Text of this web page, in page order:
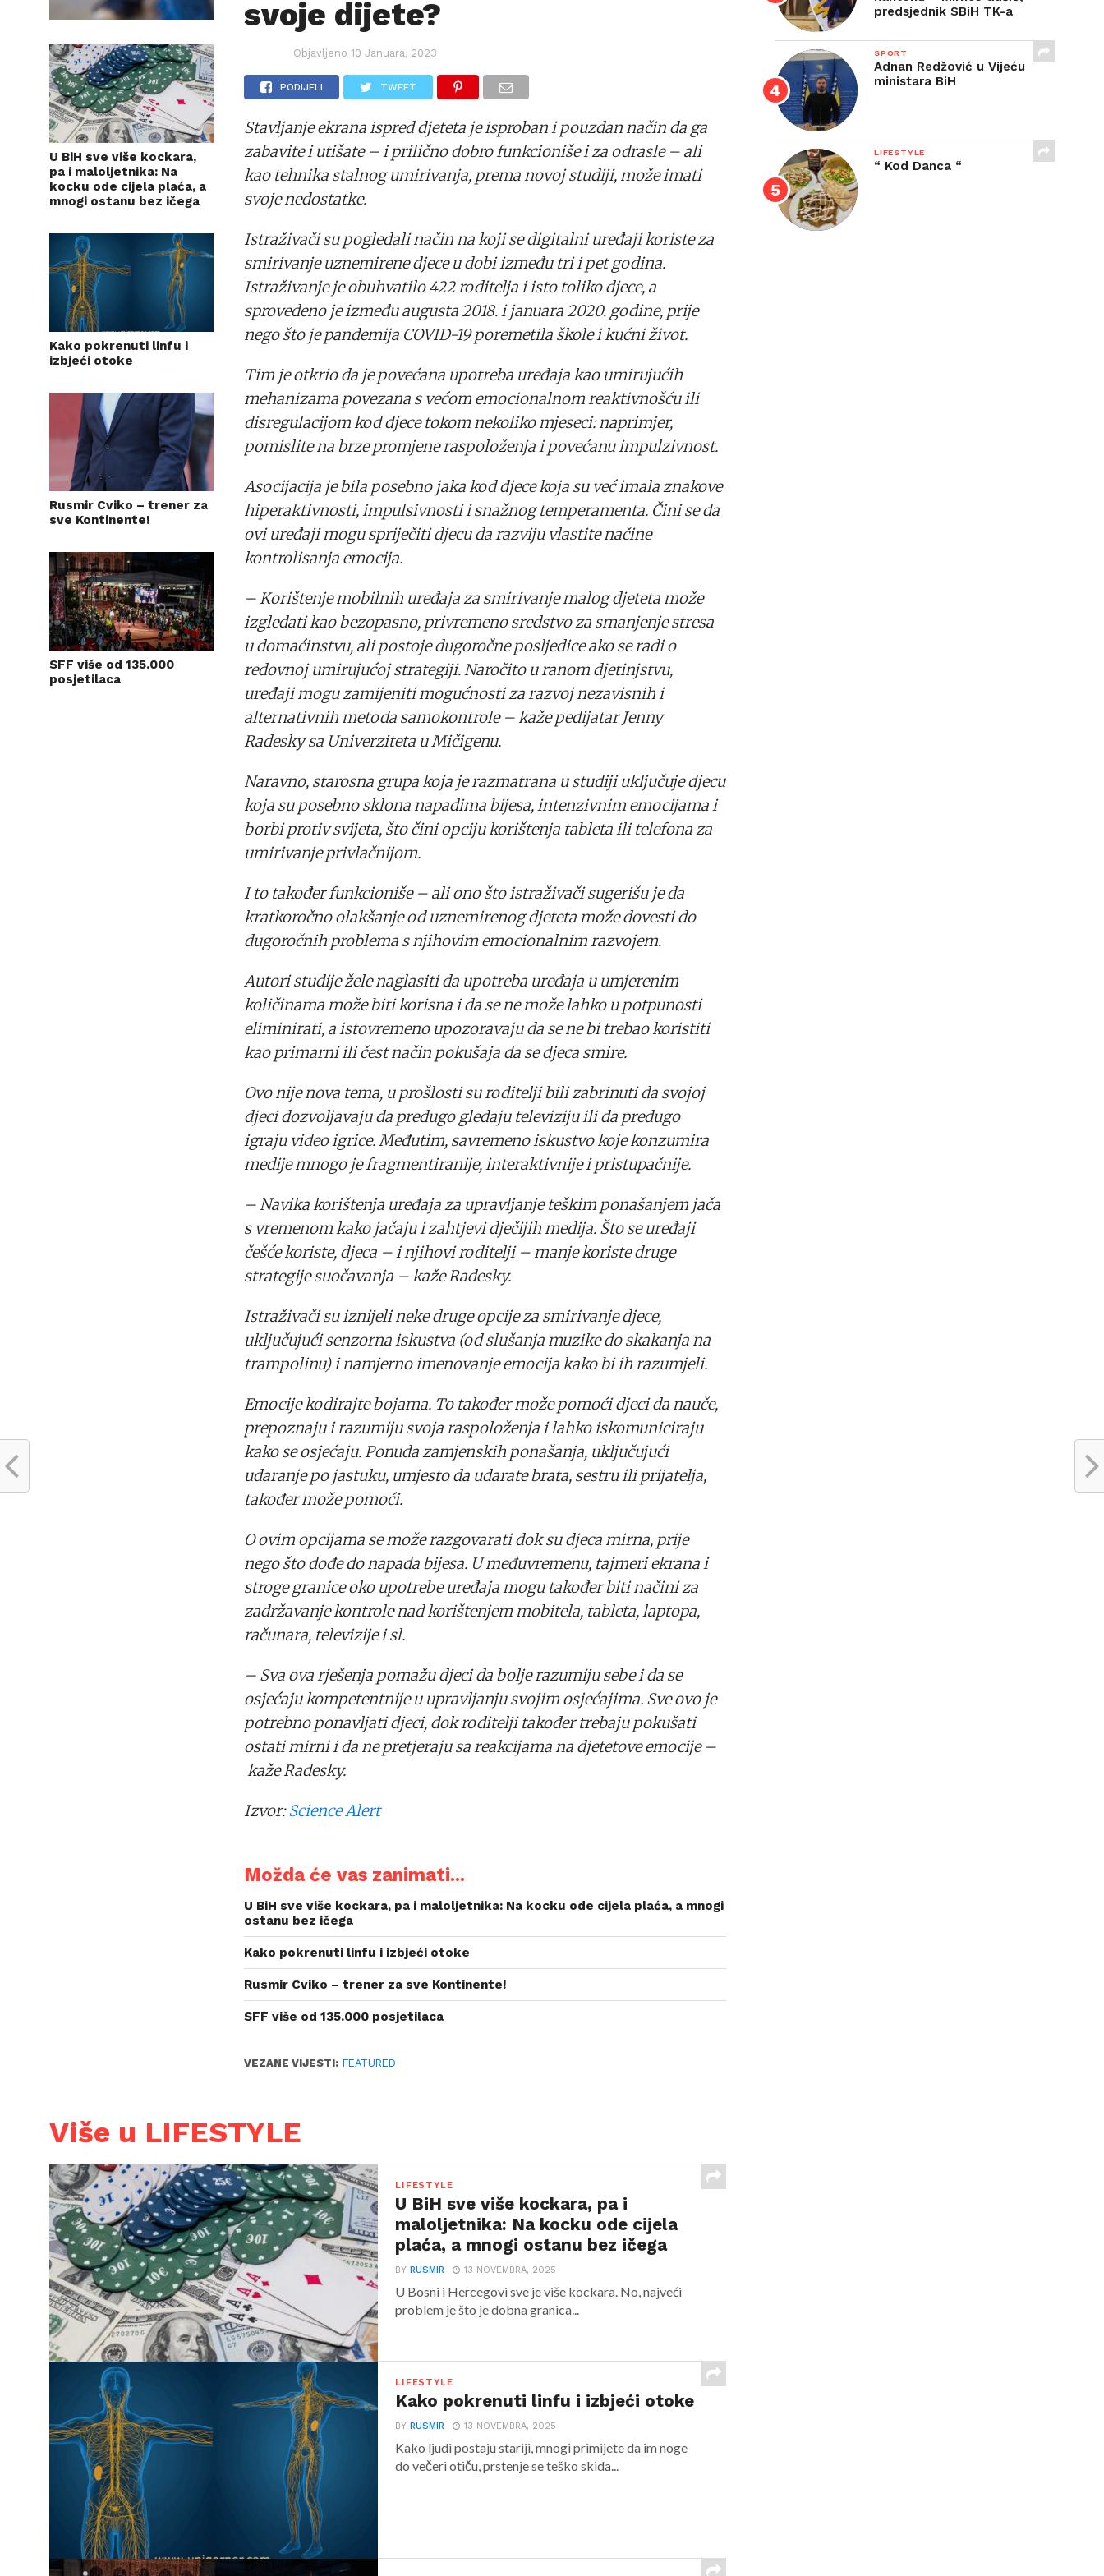
U BiH sve više kockara,
pa i maloljetnika: Na
kocku ode cijela plaća, a
mnogi ostanu bez ičega
Kako pokrenuti linfu i
izbjeći otoke
Rusmir Cviko – trener za
sve Kontinente!
SFF više od 135.000
posjetilaca
svoje dijete?
Objavljeno 10 Januara, 2023
PODIJELI TWEET
Stavljanje ekrana ispred djeteta je isproban i pouzdan način da ga
zabavite i utišate – i prilično dobro funkcioniše i za odrasle – ali
kao tehnika stalnog umirivanja, prema novoj studiji, može imati
svoje nedostatke.
Istraživači su pogledali način na koji se digitalni uređaji koriste za
smirivanje uznemirene djece u dobi između tri i pet godina.
Istraživanje je obuhvatilo 422 roditelja i isto toliko djece, a
sprovedeno je između augusta 2018. i januara 2020. godine, prije
nego što je pandemija COVID-19 poremetila škole i kućni život.
Tim je otkrio da je povećana upotreba uređaja kao umirujućih
mehanizama povezana s većom emocionalnom reaktivnošću ili
disregulacijom kod djece tokom nekoliko mjeseci: naprimjer,
pomislite na brze promjene raspoloženja i povećanu impulzivnost.
Asocijacija je bila posebno jaka kod djece koja su već imala znakove
hiperaktivnosti, impulsivnosti i snažnog temperamenta. Čini se da
ovi uređaji mogu spriječiti djecu da razviju vlastite načine
kontrolisanja emocija.
– Korištenje mobilnih uređaja za smirivanje malog djeteta može
izgledati kao bezopasno, privremeno sredstvo za smanjenje stresa
u domaćinstvu, ali postoje dugoročne posljedice ako se radi o
redovnoj umirujućoj strategiji. Naročito u ranom djetinjstvu,
uređaji mogu zamijeniti mogućnosti za razvoj nezavisnih i
alternativnih metoda samokontrole – kaže pedijatar Jenny
Radesky sa Univerziteta u Mičigenu.
Naravno, starosna grupa koja je razmatrana u studiji uključuje djecu
koja su posebno sklona napadima bijesa, intenzivnim emocijama i
borbi protiv svijeta, što čini opciju korištenja tableta ili telefona za
umirivanje privlačnijom.
I to također funkcioniše – ali ono što istraživači sugerišu je da
kratkoročno olakšanje od uznemirenog djeteta može dovesti do
dugoročnih problema s njihovim emocionalnim razvojem.
Autori studije žele naglasiti da upotreba uređaja u umjerenim
količinama može biti korisna i da se ne može lahko u potpunosti
eliminirati, a istovremeno upozoravaju da se ne bi trebao koristiti
kao primarni ili čest način pokušaja da se djeca smire.
Ovo nije nova tema, u prošlosti su roditelji bili zabrinuti da svojoj
djeci dozvoljavaju da predugo gledaju televiziju ili da predugo
igraju video igrice. Međutim, savremeno iskustvo koje konzumira
medije mnogo je fragmentiranije, interaktivnije i pristupačnije.
– Navika korištenja uređaja za upravljanje teškim ponašanjem jača
s vremenom kako jačaju i zahtjevi dječijih medija. Što se uređaji
češće koriste, djeca – i njihovi roditelji – manje koriste druge
strategije suočavanja – kaže Radesky.
Istraživači su iznijeli neke druge opcije za smirivanje djece,
uključujući senzorna iskustva (od slušanja muzike do skakanja na
trampolinu) i namjerno imenovanje emocija kako bi ih razumjeli.
Emocije kodirajte bojama. To također može pomoći djeci da nauče,
prepoznaju i razumiju svoja raspoloženja i lahko iskomuniciraju
kako se osjećaju. Ponuda zamjenskih ponašanja, uključujući
udaranje po jastuku, umjesto da udarate brata, sestru ili prijatelja,
također može pomoći.
O ovim opcijama se može razgovarati dok su djeca mirna, prije
nego što dođe do napada bijesa. U međuvremenu, tajmeri ekrana i
stroge granice oko upotrebe uređaja mogu također biti načini za
zadržavanje kontrole nad korištenjem mobitela, tableta, laptopa,
računara, televizije i sl.
– Sva ova rješenja pomažu djeci da bolje razumiju sebe i da se
osjećaju kompetentnije u upravljanju svojim osjećajima. Sve ovo je
potrebno ponavljati djeci, dok roditelji također trebaju pokušati
ostati mirni i da ne pretjeraju sa reakcijama na djetetove emocije –
kaže Radesky.
Izvor:Science Alert
Možda će vas zanimati...
U BiH sve više kockara, pa i maloljetnika: Na kocku ode cijela plaća, a mnogi
ostanu bez ičega
Kako pokrenuti linfu i izbjeći otoke
Rusmir Cviko – trener za sve Kontinente!
SFF više od 135.000 posjetilaca
VEZANE VIJESTI: FEATURED
Više u LIFESTYLE
LIFESTYLE
U BiH sve više kockara, pa i
maloljetnika: Na kocku ode cijela
plaća, a mnogi ostanu bez ičega
BYRUSMIR 13 NOVEMBRA, 2025
U Bosni i Hercegovi sve je više kockara. No, najveći
problem je što je dobna granica...
LIFESTYLE
Kako pokrenuti linfu i izbjeći otoke
BYRUSMIR 13 NOVEMBRA, 2025
Kako ljudi postaju stariji, mnogi primijete da im noge
do večeri otiču, prstenje se teško skida...
predsjednik SBiH TK-a
SPORT
Adnan Redžović u Vijeću
ministara BiH
LIFESTYLE
“ Kod Danca “